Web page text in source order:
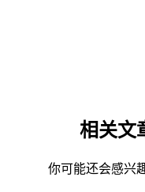
相关文
你可能还会感兴